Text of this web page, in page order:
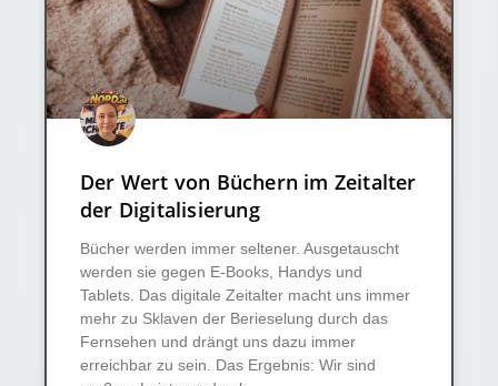
Der Wert von Büchern im Zeitalter
der Digitalisierung
Bücher werden immer seltener. Ausgetauscht
werden sie gegen E-Books, Handys und
Tablets. Das digitale Zeitalter macht uns immer
mehr zu Sklaven der Berieselung durch das
Fernsehen und drängt uns dazu immer
erreichbar zu sein. Das Ergebnis: Wir sind